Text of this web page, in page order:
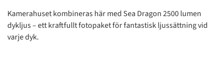
Kamerahuset kombineras här med Sea Dragon 2500 lumen
dykljus – ett kraftfullt fotopaket för fantastisk ljussättning vid
varje dyk.